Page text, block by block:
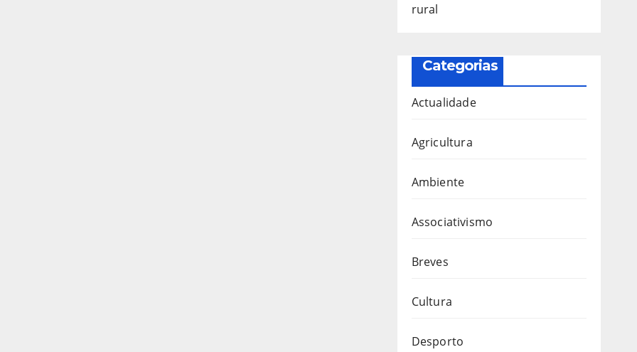
rural
Categorias
Actualidade
Agricultura
Ambiente
Associativismo
Breves
Cultura
Desporto